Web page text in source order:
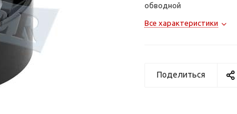
обводной
Все характеристики
Поделиться